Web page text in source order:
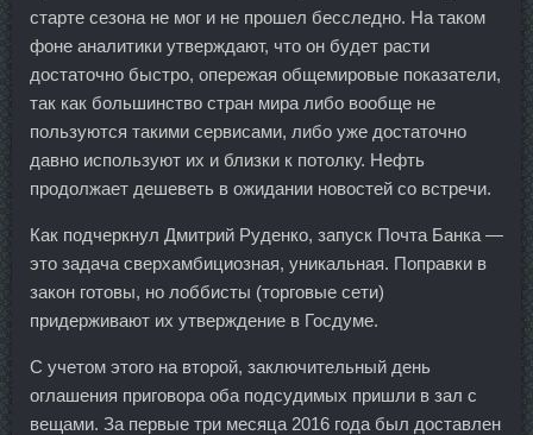
старте сезона не мог и не прошел бесследно. На таком
фоне аналитики утверждают, что он будет расти
достаточно быстро, опережая общемировые показатели,
так как большинство стран мира либо вообще не
пользуются такими сервисами, либо уже достаточно
давно используют их и близки к потолку. Нефть
продолжает дешеветь в ожидании новостей со встречи.
Как подчеркнул Дмитрий Руденко, запуск Почта Банка —
это задача сверхамбициозная, уникальная. Поправки в
закон готовы, но лоббисты (торговые сети)
придерживают их утверждение в Госдуме.
С учетом этого на второй, заключительный день
оглашения приговора оба подсудимых пришли в зал с
вещами. За первые три месяца 2016 года был доставлен